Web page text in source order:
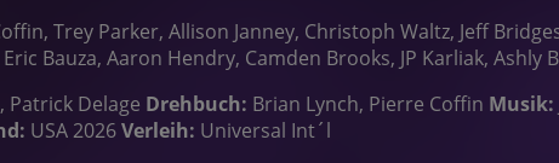
Trey Parker, Allison Janney, Christoph Waltz, Jeff
Bauza, Aaron Hendry, Camden Brooks, JP Karliak,
Patrick Delage Drehbuch: Brian Lynch, Pierre Coffin Musik:
USA 2026Verleih: Universal Int´l